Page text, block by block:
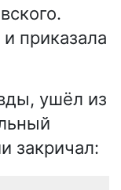
приказала
ушёл из
закричал: